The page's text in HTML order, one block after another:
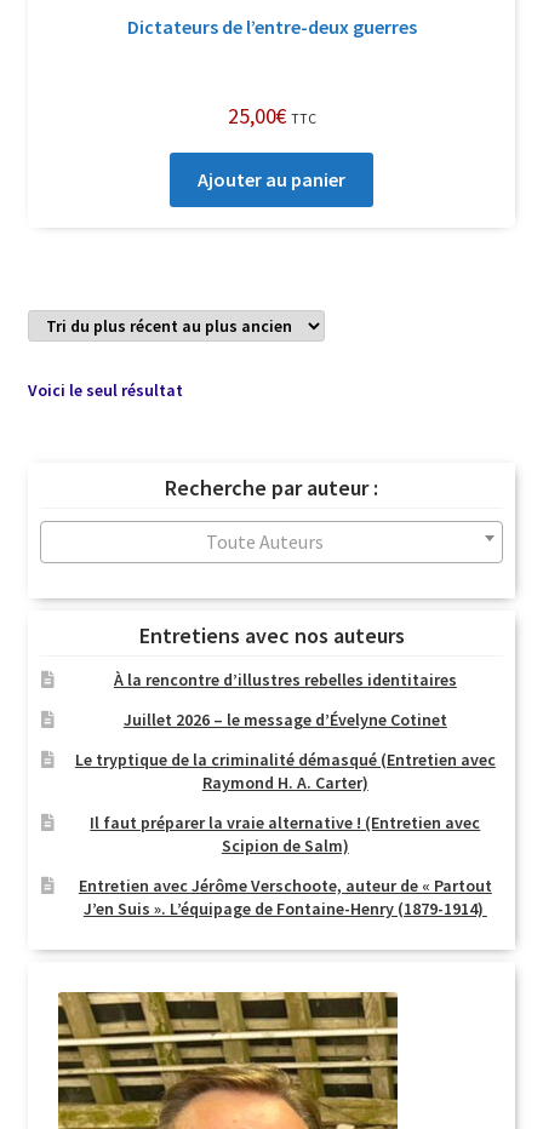
Dictateurs de l’entre-deux guerres
25,00€ TTC
Ajouter au panier
Voici le seul résultat
Recherche par auteur :
Toute Auteurs
Entretiens avec nos auteurs
À la rencontre d’illustres rebelles identitaires
Juillet 2026 – le message d’Évelyne Cotinet
Le tryptique de la criminalité démasqué (Entretien avec
Raymond H. A. Carter)
Il faut préparer la vraie alternative ! (Entretien avec
Scipion de Salm)
Entretien avec Jérôme Verschoote, auteur de « Partout
J’en Suis ». L’équipage de Fontaine-Henry (1879-1914)